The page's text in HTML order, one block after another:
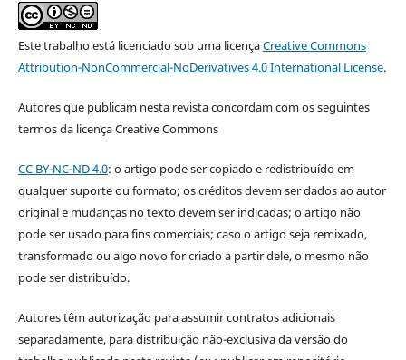
Este trabalho está licenciado sob uma licençaCreative Commons
Attribution-NonCommercial-NoDerivatives 4.0 International License.
Autores que publicam nesta revista concordam com os seguintes
termos da licença Creative Commons
CC BY-NC-ND 4.0: o artigo pode ser copiado e redistribuído em
qualquer suporte ou formato; os créditos devem ser dados ao autor
original e mudanças no texto devem ser indicadas; o artigo não
pode ser usado para fins comerciais; caso o artigo seja remixado,
transformado ou algo novo for criado a partir dele, o mesmo não
pode ser distribuído.
Autores têm autorização para assumir contratos adicionais
separadamente, para distribuição não-exclusiva da versão do